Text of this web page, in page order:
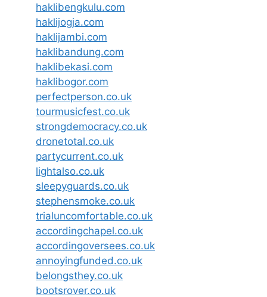
haklibengkulu.com
haklijogja.com
haklijambi.com
haklibandung.com
haklibekasi.com
haklibogor.com
perfectperson.co.uk
tourmusicfest.co.uk
strongdemocracy.co.uk
dronetotal.co.uk
partycurrent.co.uk
lightalso.co.uk
sleepyguards.co.uk
stephensmoke.co.uk
trialuncomfortable.co.uk
accordingchapel.co.uk
accordingoversees.co.uk
annoyingfunded.co.uk
belongsthey.co.uk
bootsrover.co.uk